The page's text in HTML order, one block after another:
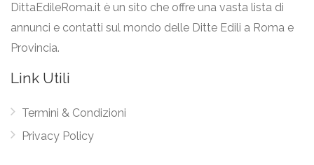
DittaEdileRoma.it è un sito che offre una vasta lista di
annunci e contatti sul mondo delle Ditte Edili a Roma e
Provincia.
Link Utili
Termini & Condizioni
Privacy Policy